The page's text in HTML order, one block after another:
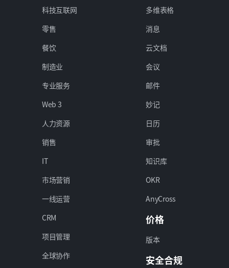
科技互联网
零售
餐饮
制造业
专业服务
Web 3
人力资源
销售
IT
市场营销
一线运营
CRM
项目管理
全球协作
多维表格
消息
云文档
会议
邮件
妙记
日历
审批
知识库
OKR
AnyCross
价格
版本
安全合规